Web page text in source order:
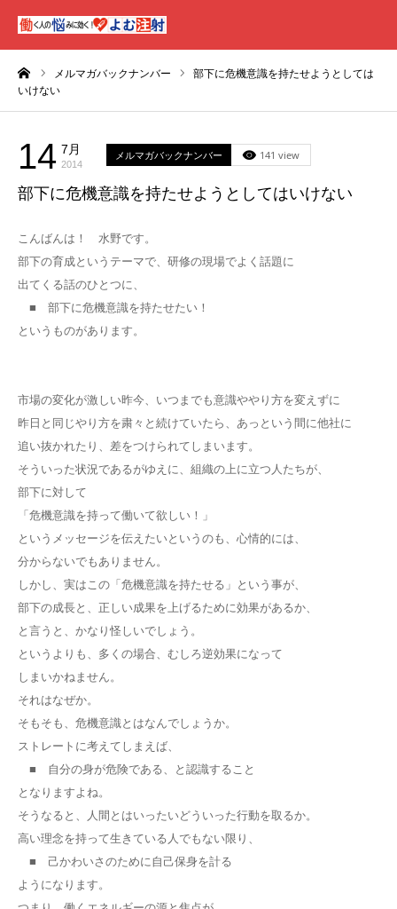
メルマガバックナンバー
部下に危機意識を持たせようとしては
いけない
14 7月
2014
メルマガバックナンバー 141 view
部下に危機意識を持たせようとしてはいけない
こんばんは！ 水野です。
部下の育成というテーマで、研修の現場でよく話題に
出てくる話のひとつに、
■ 部下に危機意識を持たせたい！
というものがあります。
市場の変化が激しい昨今、いつまでも意識ややり方を変えずに
昨日と同じやり方を粛々と続けていたら、あっという間に他社に
追い抜かれたり、差をつけられてしまいます。
そういった状況であるがゆえに、組織の上に立つ人たちが、
部下に対して
「危機意識を持って働いて欲しい！」
というメッセージを伝えたいというのも、心情的には、
分からないでもありません。
しかし、実はこの「危機意識を持たせる」という事が、
部下の成長と、正しい成果を上げるために効果があるか、
と言うと、かなり怪しいでしょう。
というよりも、多くの場合、むしろ逆効果になって
しまいかねません。
それはなぜか。
そもそも、危機意識とはなんでしょうか。
ストレートに考えてしまえば、
■ 自分の身が危険である、と認識すること
となりますよね。
そうなると、人間とはいったいどういった行動を取るか。
高い理念を持って生きている人でもない限り、
■ 己かわいさのために自己保身を計る
ようになります。